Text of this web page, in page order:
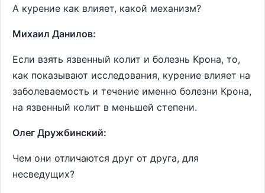
А курение как влияет, какой механизм?
Михаил Данилов:
Если взять язвенный колит и болезнь Крона, то,
как показывают исследования, курение влияет на
заболеваемость и течение именно болезни Крона,
на язвенный колит в меньшей степени.
Олег Дружбинский:
Чем они отличаются друг от друга, для
несведущих?